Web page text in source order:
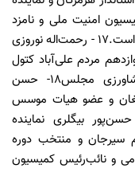
امنیت ملی و نامزد
دوره دوازدهم انتخابات مجلس در مرحله دوم است.۱۷ - رحمت‌اله نوروزی
مردم علی‌آباد کتول
استان گلستان و نائب‌رئیس کمیسیون کشاورزی مجلس۱۸- حسن
و عضو هیات موسس
اسلامی۱۹- شهباز حسن‌پور بیگلری نماینده
سیرجان و منتخب دوره
و نائب‌رئیس کمیسیون